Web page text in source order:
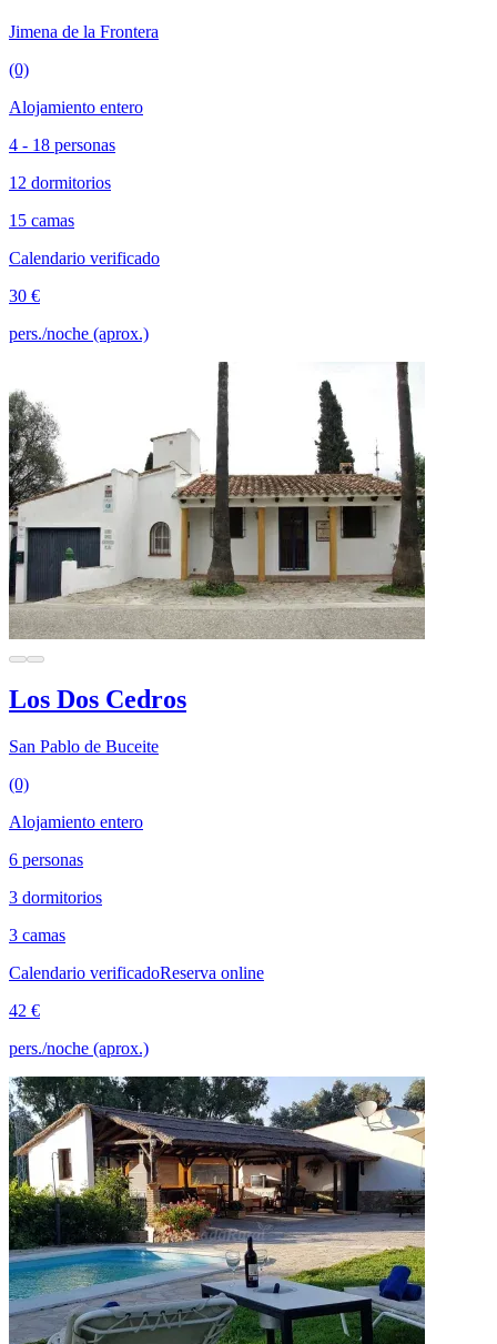
Jimena de la Frontera
(0)
Alojamiento entero
4 - 18 personas
12 dormitorios
15 camas
Calendario verificado
30 €
pers./noche (aprox.)
Los Dos Cedros
San Pablo de Buceite
(0)
Alojamiento entero
6 personas
3 dormitorios
3 camas
Calendario verificadoReserva online
42 €
pers./noche (aprox.)